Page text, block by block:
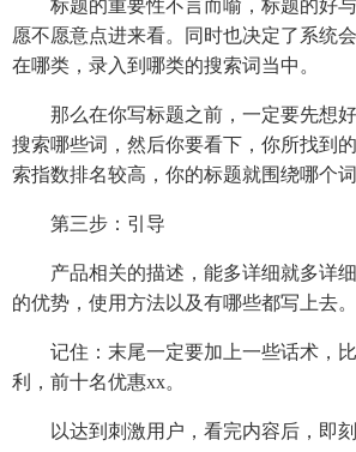
标题的重要性不言而喻，标题的好与
愿不愿意点进来看。同时也决定了系统
在哪类，录入到哪类的搜索词当中。
那么在你写标题之前，一定要先想好
搜索哪些词，然后你要看下，你所找到
索指数排名较高，你的标题就围绕哪个词
第三步：引导
产品相关的描述，能多详细就多详细
的优势，使用方法以及有哪些都写上去。
记住：末尾一定要加上一些话术，比
利，前十名优惠xx。
以达到刺激用户，看完内容后，即刻